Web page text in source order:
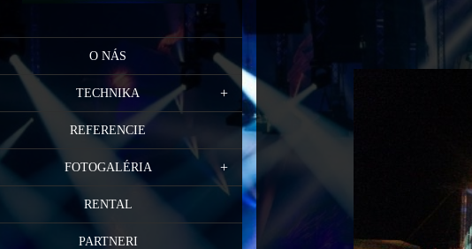
O NÁS
TECHNIKA
REFERENCIE
FOTOGALÉRIA
RENTAL
PARTNERI